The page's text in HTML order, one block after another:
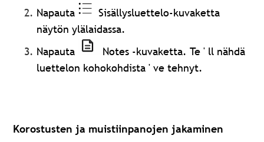
Napauta
Sisällysluettelo-kuvaketta
näytön ylälaidassa.
Napauta
Notes -kuvaketta. Te ' ll nähdä
luettelon kohokohdista ' ve tehnyt.
Korostusten ja muistiinpanojen jakaminen